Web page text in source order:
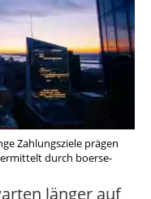
Zahlungsziele prägen
durch boerse-
länger auf